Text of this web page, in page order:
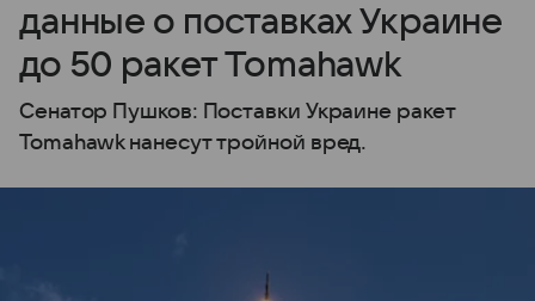
данные о поставках Украине
до 50 ракет Tomahawk
Сенатор Пушков: Поставки Украине ракет
Tomahawk нанесут тройной вред.